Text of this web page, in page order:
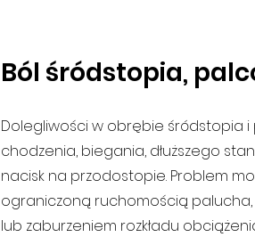
Ból śródstopia,
Dolegliwości w obrębie śródstopia
chodzenia, biegania, dłuższego
nacisk na przodostopie. Problem
ograniczoną ruchomością
lub zaburzeniem rozkładu